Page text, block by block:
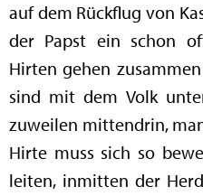
auf dem Rückflug von
der Papst ein schon
Hirten gehen
sind mit dem Volk
zuweilen mittendrin,
Hirte muss sich so
leiten, inmitten der